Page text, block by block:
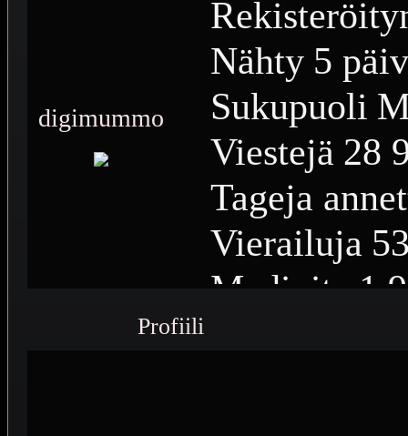
digimummo
Nähty 5
Sukupuoli
Viestejä 28
Tageja
Vierailuja
Medioita
1
Profiili